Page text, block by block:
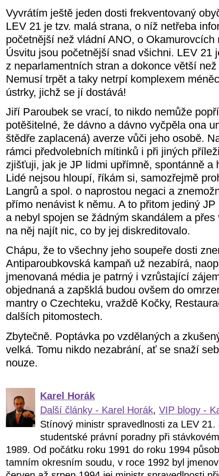
Vyvrátím ještě jeden dosti frekventovaný
LEV 21 je tzv. malá strana, o níž netřeba
početnější než vládní ANO, o Okamurovcích
Úsvitu jsou početnější snad všichni. LEV 21
z neparlamentních stran a dokonce větší
Nemusí trpět a taky netrpí komplexem
ústrky, jichž se jí dostává!
Jiří Paroubek se vrací, to nikdo nemůže
potěšitelné, že dávno a dávno vyčpěla ona
štědře zaplacená) averze vůči jeho osobě.
rámci předvolebních mítinků i při jiných
zjišťuji, jak je JP lidmi upřímně, spontánně a
Lidé nejsou hloupí, říkám si, samozřejmě
Langrů a spol. o naprostou negaci a
přímo nenávist k němu. A to přitom jediný
a nebyl spojen se žádným skandálem a
na něj najít nic, co by jej diskreditovalo.
Chápu, že to všechny jeho soupeře dosti
Antiparoubkovská kampaň už nezabírá,
jmenovaná média je patrný i vzrůstající
objednaná a zapšklá budou ovšem do
mantry o Czechteku, vraždě Kočky,
dalších pitomostech.
Zbytečně. Poptávka po vzdělaných a
velká. Tomu nikdo nezabrání, ať se snaží
nouze.
Karel Horák
Další články - Karel Horák, VIP blogy -
Stínový ministr spravedlnosti za LEV
studentské právní poradny při
1989. Od počátku roku 1991 do roku 1994
tamním okresním soudu, v roce 1992 byl